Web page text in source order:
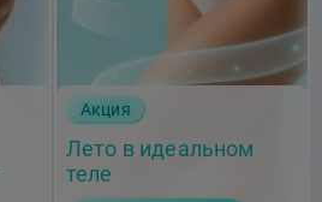
Акция
Лето в идеальном
теле